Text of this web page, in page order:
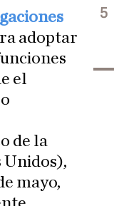
adoptar
el
de la
Unidos),
mayo,